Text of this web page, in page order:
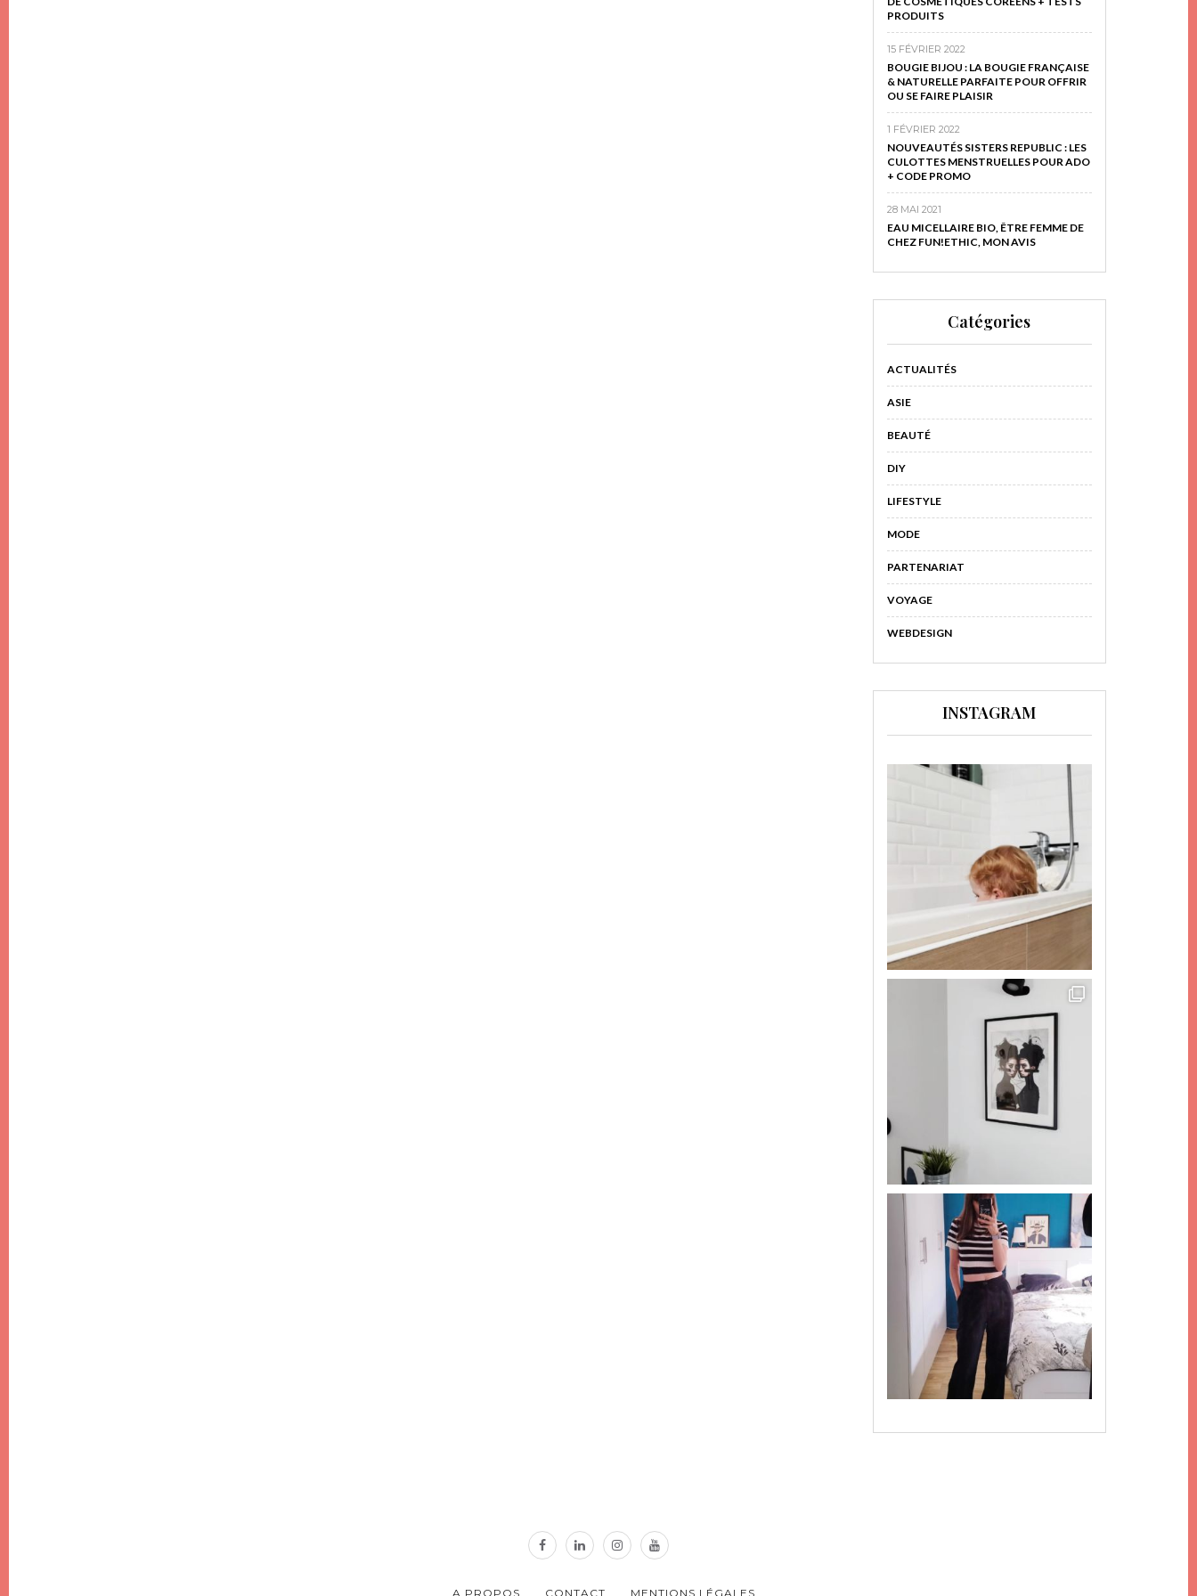
PRODUITS
15 FÉVRIER 2022
BOUGIE BIJOU : LA BOUGIE FRANÇAISE
& NATURELLE PARFAITE POUR OFFRIR
OU SE FAIRE PLAISIR
1 FÉVRIER 2022
NOUVEAUTÉS SISTERS REPUBLIC : LES
CULOTTES MENSTRUELLES POUR ADO
+ CODE PROMO
28 MAI 2021
EAU MICELLAIRE BIO, ÊTRE FEMME DE
CHEZ FUN!ETHIC, MON AVIS
Catégories
ACTUALITÉS
ASIE
BEAUTÉ
DIY
LIFESTYLE
MODE
PARTENARIAT
VOYAGE
WEBDESIGN
INSTAGRAM
A PROPOS CONTACT MENTIONS LÉGALES